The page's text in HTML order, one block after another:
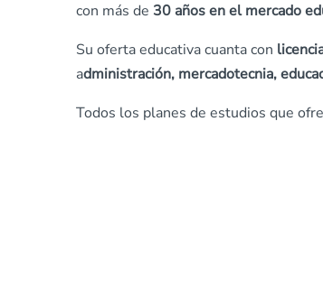
con más de 30 años en el mercado
Su oferta educativa cuanta con
administración, mercadotecnia,
Todos los planes de estudios que